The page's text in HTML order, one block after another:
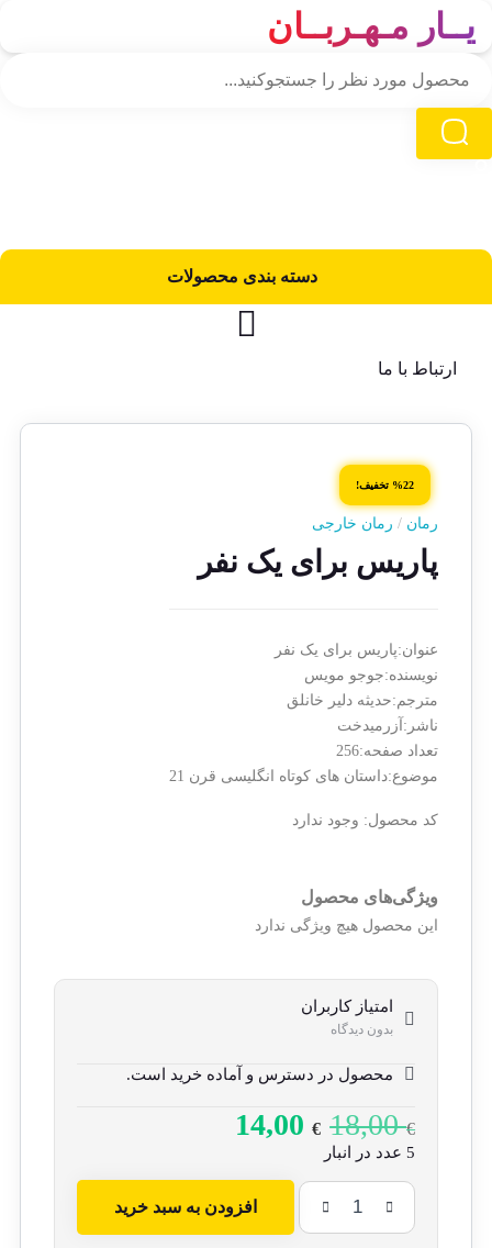
یــار مـهـربــان
دسته‌ بندی محصولات
ارتباط با ما
%22 تخفیف!
رمان / رمان خارجی
پاریس برای یک نفر
عنوان:پاریس برای یک نفر
نویسنده:جوجو مویس
مترجم:حدیثه دلیر خانلق
ناشر:آزرمیدخت
تعداد صفحه:256
موضوع:داستان های کوتاه انگلیسی قرن 21
کد محصول: وجود ندارد
ویژگی‌های محصول
این محصول هیچ ویژگی ندارد
امتیاز کاربران
بدون دیدگاه
محصول در دسترس و آماده خرید است.
18,00€
قیمت
اصلی
18,00 €
بود.
14,00€
قیمت
فعلی
14,00 €
است.
5 عدد در انبار
پاریس
برای
افزودن به سبد خرید